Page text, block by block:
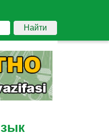
Найти